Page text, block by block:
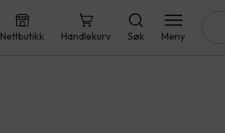
Nettbutikk Handlekurv Søk Meny